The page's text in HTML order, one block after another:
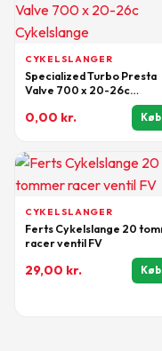
CYKELSLANGER
Specialized Turbo Presta
Valve 700 x 20-26c
0,00 kr.
CYKELSLANGER
Ferts Cykelslange 20
racer ventil FV
29,00 kr.